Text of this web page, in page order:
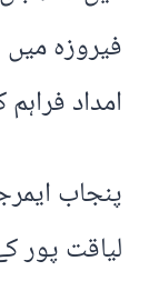
امداد
لیاقت پور